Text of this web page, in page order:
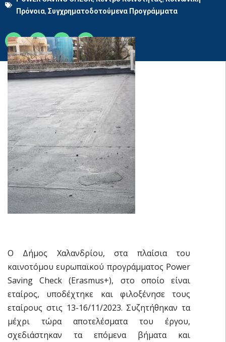
Πρόνοια, Συγχρηματοδοτούμενα Προγράμματα
Ο Δήμος Χαλανδρίου, στα πλαίσια του
καινοτόμου ευρωπαϊκού προγράμματος Power
Saving Check (Erasmus+), στο οποίο είναι
εταίρος, υποδέχτηκε και φιλοξένησε τους
εταίρους στις 13-16/11/2023. Συζητήθηκαν τα
μέχρι τώρα αποτελέσματα του έργου,
σχεδιάστηκαν τα επόμενα βήματα και